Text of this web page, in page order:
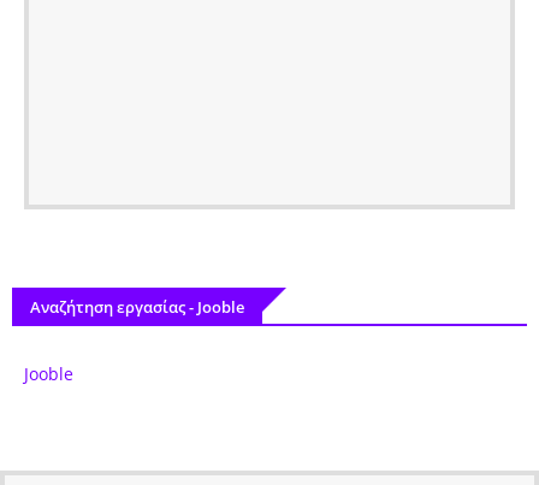
Αναζήτηση εργασίας - Jooble
Jooble